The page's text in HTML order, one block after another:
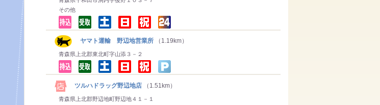
その他
ヤマト運輸 野辺地営業所 （1.19km）
青森県上北郡東北町字山添３－２
ツルハドラッグ野辺地店 （1.51km）
青森県上北郡野辺地町野辺地４１－１